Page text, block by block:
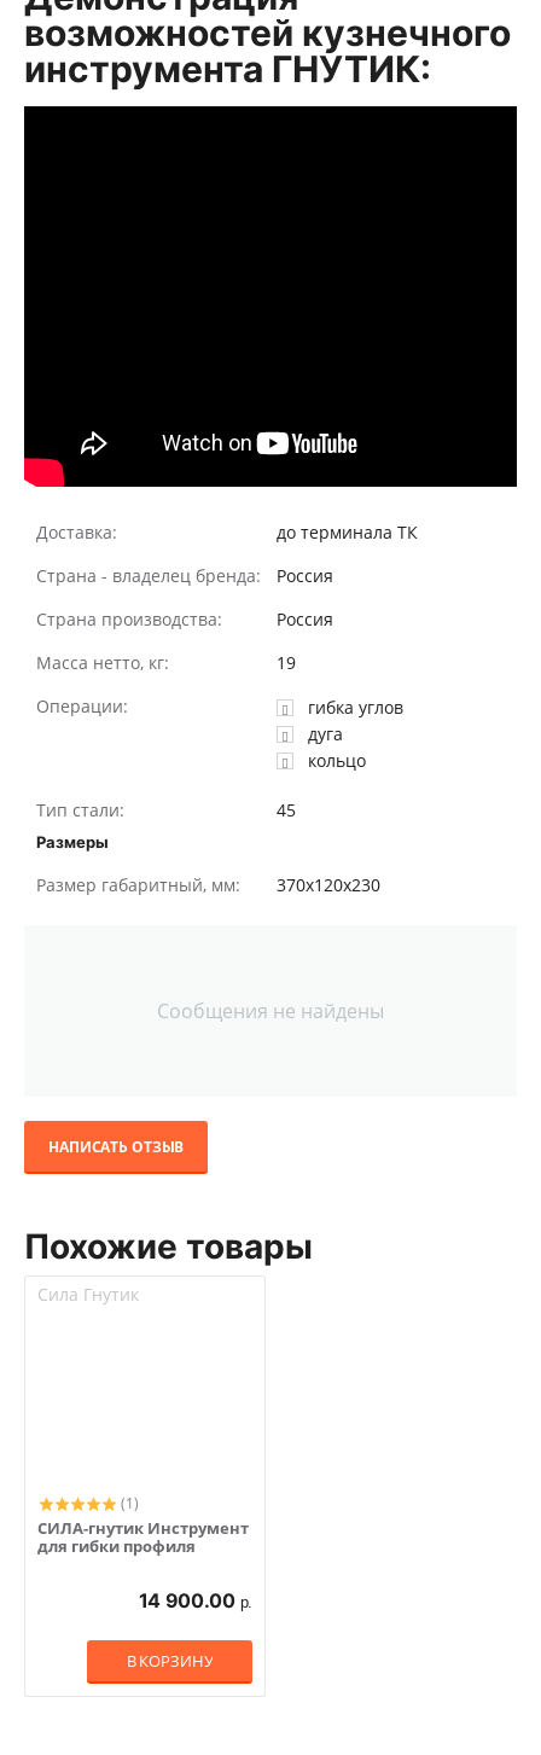
возможностей кузнечного
инструмента ГНУТИК:
Доставка:
до терминала ТК
Страна - владелец бренда:
Россия
Страна производства:
Россия
Масса нетто, кг:
19
Операции:
гибка углов
дуга
кольцо
Тип стали: 45
Размеры
Размер габаритный, мм: 370x120x230
Сообщения не найдены
НАПИСАТЬ ОТЗЫВ
Похожие товары
Сила Гнутик
(1)
СИЛА-гнутик Инструмент
для гибки профиля
14 900.00 р.
В КОРЗИНУ